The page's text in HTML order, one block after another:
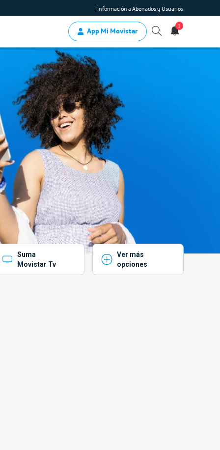
Información a Abonados y Usuarios
App Mi Movistar
1
Suma
Movistar Tv
Ver más
opciones